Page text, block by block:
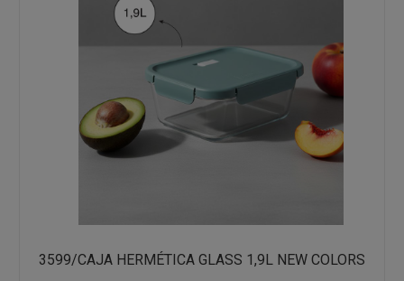
3599/CAJA HERMÉTICA GLASS 1,9L NEW COLORS